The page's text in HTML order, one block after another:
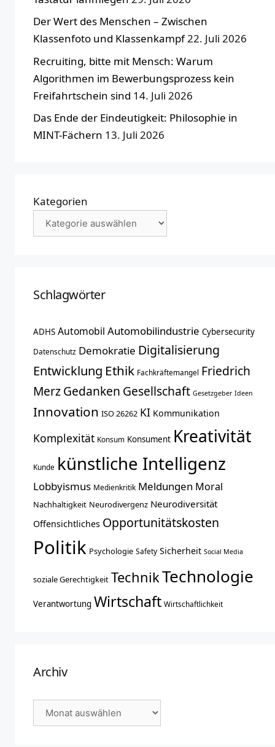
Der Wert des Menschen – Zwischen
Klassenfoto und Klassenkampf22. Juli 2026
Recruiting, bitte mit Mensch: Warum
Algorithmen im Bewerbungsprozess kein
Freifahrtschein sind 14. Juli 2026
Das Ende der Eindeutigkeit: Philosophie in
MINT-Fächern 13. Juli 2026
Kategorien
Schlagwörter
ADHS Automobil Automobilindustrie Cybersecurity
Datenschutz Demokratie Digitalisierung
Entwicklung Ethik Fachkräftemangel Friedrich
MerzGedanken Gesellschaft Gesetzgeber Ideen
Innovation ISO 26262 KI Kommunikation
Komplexität Konsum Konsument Kreativität
Kunde künstliche Intelligenz
Lobbyismus Medienkritik Meldungen Moral
Nachhaltigkeit Neurodivergenz Neurodiversität
Offensichtliches Opportunitätskosten
Politik Psychologie Safety Sicherheit Social Media
soziale Gerechtigkeit TechnikTechnologie
Verantwortung Wirtschaft Wirtschaftlichkeit
Archiv
Archiv